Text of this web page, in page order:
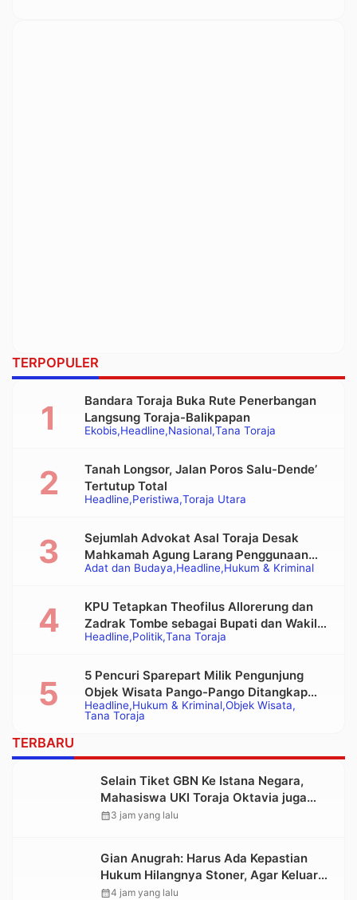
TERPOPULER
Ekobis Headline Nasional Tana Toraja
Bandara Toraja Buka Rute Penerbangan
Langsung Toraja-Balikpapan
Headline Peristiwa Toraja Utara
Tanah Longsor, Jalan Poros Salu-Dende’
Tertutup Total
Adat dan Budaya Headline Hukum & Kriminal
Sejumlah Advokat Asal Toraja Desak
Mahkamah Agung Larang Penggunaan
Alat Berat pada Eksekusi Rumah Adat
Headline Politik Tana Toraja
KPU Tetapkan Theofilus Allorerung dan
Zadrak Tombe sebagai Bupati dan Wakil
Bupati Tana Toraja Terpilih
Headline Hukum & Kriminal Objek Wisata
Tana Toraja
5 Pencuri Sparepart Milik Pengunjung
Objek Wisata Pango-Pango Ditangkap
Polisi
TERBARU
Selain Tiket GBN Ke Istana Negara,
Mahasiswa UKI Toraja Oktavia juga
Lolos ke Pekan Seni Mahasiswa
calendar_month3 jam yang lalu
Gian Anugrah: Harus Ada Kepastian
Hukum Hilangnya Stoner, Agar Keluarga
tidak Larut dalam Trauma dan
calendar_month4 jam yang lalu